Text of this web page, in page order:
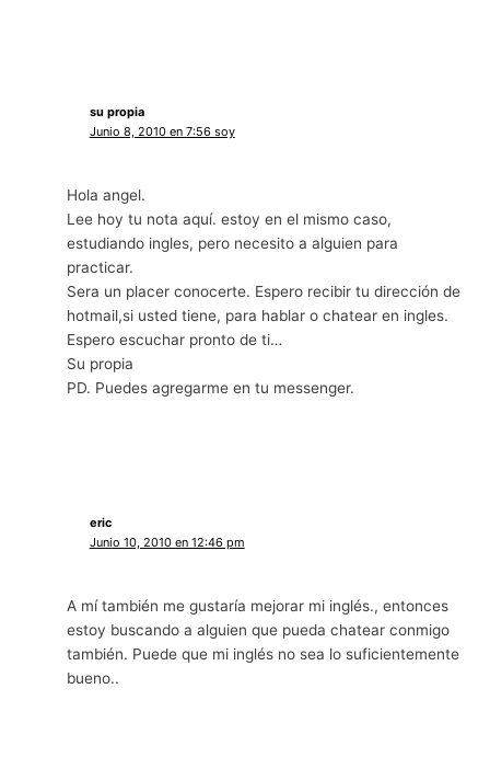
su propia
Junio 8, 2010 en 7:56 soy
Hola angel.
Lee hoy tu nota aquí. estoy en el mismo caso,
estudiando ingles, pero necesito a alguien para
practicar.
Sera un placer conocerte. Espero recibir tu dirección de
hotmail,si usted tiene, para hablar o chatear en ingles.
Espero escuchar pronto de ti…
Su propia
PD. Puedes agregarme en tu messenger.
eric
Junio 10, 2010 en 12:46 pm
A mí también me gustaría mejorar mi inglés., entonces
estoy buscando a alguien que pueda chatear conmigo
también. Puede que mi inglés no sea lo suficientemente
bueno..